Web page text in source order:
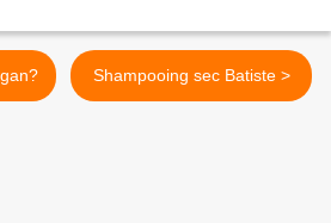
Shampooing sec Batiste >